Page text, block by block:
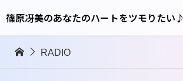
篠原冴美のあなたのハートをツモりたい♪
RADIO